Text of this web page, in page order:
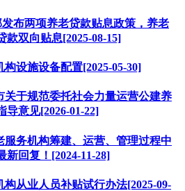
布两项养老贷款贴息政策，养老
款双向贴息[2025-08-15]
设施设备配置[2025-05-30]
关于规范委托社会力量运营公建养
导意见[2026-01-22]
服务机构筹建、运营、管理过程中
新回复！[2024-11-28]
从业人员补贴试行办法[2025-09-